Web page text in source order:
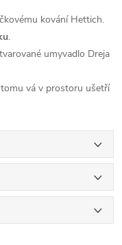
kování Hettich.
.
umyvadlo Dreja
vá v prostoru ušetří